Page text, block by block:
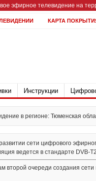
эфирное телевидение на
КАРТА
Инструкции
в регионе: Тюменская
сети цифрового
ведется в стандарте DVB-
второй очереди создания